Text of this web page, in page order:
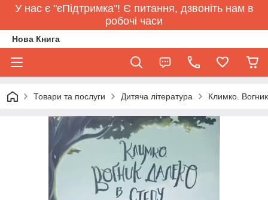
У нас є "єПідтримка"! Є питання, дзвоніть нам в
робочі часи
Нова Книга
Товари та послуги Дитяча література Климко.